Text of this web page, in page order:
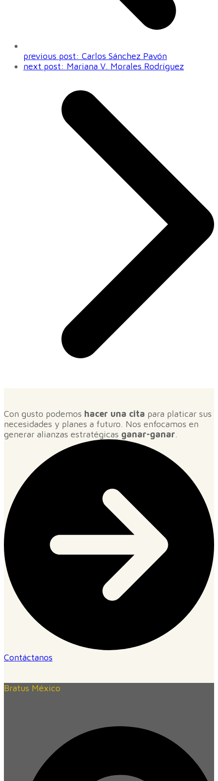
previous post: Carlos Sánchez Pavón
next post: Mariana V. Morales Rodríguez
Con gusto podemos hacer una cita para platicar sus
necesidades y planes a futuro. Nos enfocamos en
generar alianzas estratégicas ganar-ganar.
Contáctanos
Bratus México